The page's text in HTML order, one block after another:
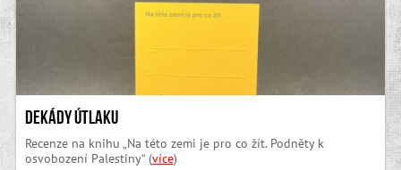
Dekády útlaku
Recenze na knihu „Na této zemi je pro co žít. Podněty k
osvobození Palestiny“ (více)